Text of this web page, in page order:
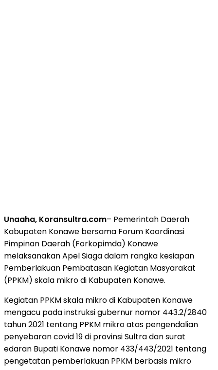
Unaaha, Koransultra.com– Pemerintah Daerah
Kabupaten Konawe bersama Forum Koordinasi
Pimpinan Daerah (Forkopimda) Konawe
melaksanakan Apel Siaga dalam rangka kesiapan
Pemberlakuan Pembatasan Kegiatan Masyarakat
(PPKM) skala mikro di Kabupaten Konawe.
Kegiatan PPKM skala mikro di Kabupaten Konawe
mengacu pada instruksi gubernur nomor 443.2/2840
tahun 2021 tentang PPKM mikro atas pengendalian
penyebaran covid 19 di provinsi Sultra dan surat
edaran Bupati Konawe nomor 433/443/2021 tentang
pengetatan pemberlakuan PPKM berbasis mikro